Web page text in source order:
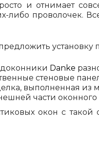
и отнимает
либо проволочек.
установку
Danke
стеновые
выполненная из
части оконного
окон с